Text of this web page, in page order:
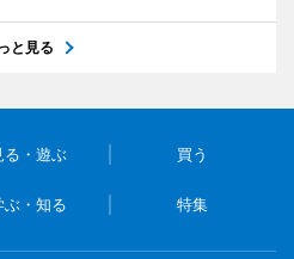
と見る
る・遊ぶ 買う
ぶ・知る 特集